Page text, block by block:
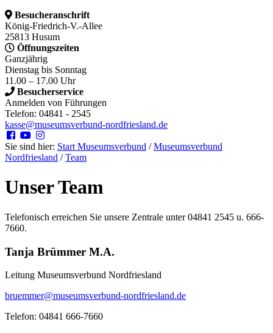
Besucheranschrift
König-Friedrich-V.-Allee
25813 Husum
Öffnungszeiten
Ganzjährig
Dienstag bis Sonntag
11.00 – 17.00 Uhr
Besucherservice
Anmelden von Führungen
Telefon: 04841 - 2545
kasse@museumsverbund-nordfriesland.de
Sie sind hier: Start Museumsverbund /Museumsverbund
Nordfriesland /Team
Unser Team
Telefonisch erreichen Sie unsere Zentrale unter 04841 2545 u. 666-
7660.
Tanja Brümmer M.A.
Leitung Museumsverbund Nordfriesland
bruemmer@museumsverbund-nordfriesland.de
Telefon: 04841 666-7660